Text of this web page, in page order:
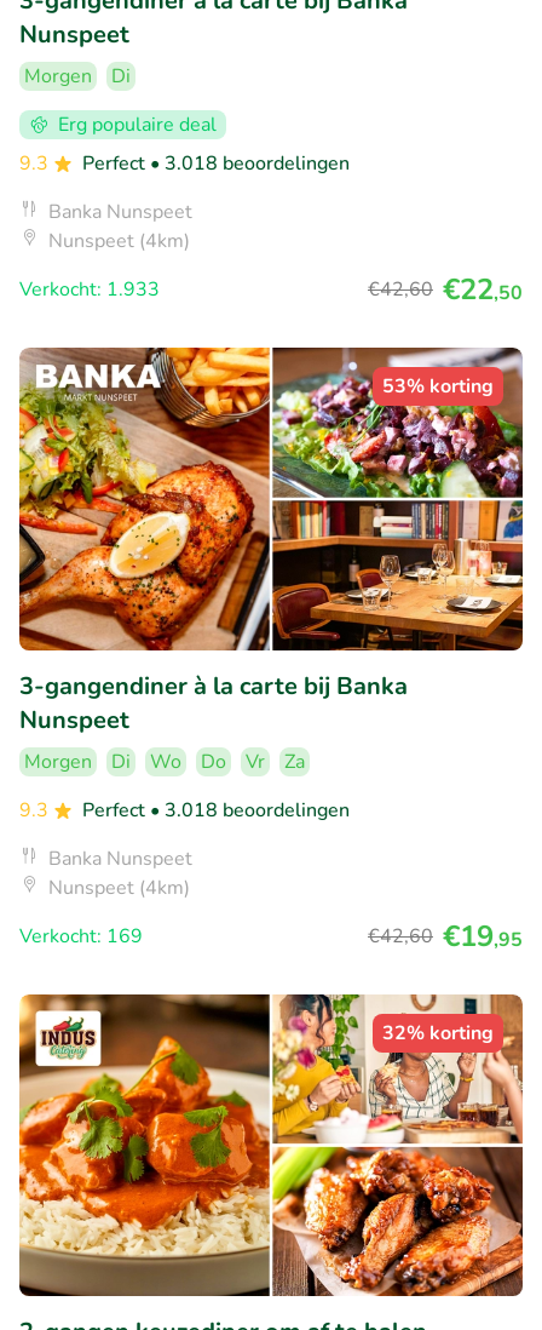
Nunspeet
Morgen
Di
Erg populaire deal
9.3
Perfect • 3.018 beoordelingen
Banka Nunspeet
Nunspeet (4km)
Verkocht: 1.933
€42,60 €22,50
53% korting
3-gangendiner à la carte bij Banka
Nunspeet
Morgen Di Wo Do Vr
Za
9.3
Perfect • 3.018 beoordelingen
Banka Nunspeet
Nunspeet (4km)
Verkocht: 169
€42,60 €19,95
32% korting